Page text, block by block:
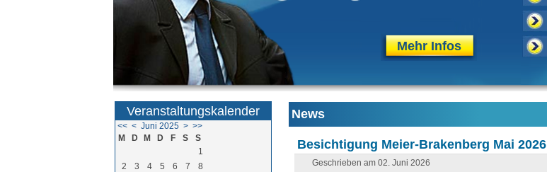
Mehr Infos
News
Besichtigung Meier-Brakenberg Mai 2026
Geschrieben am 02. Juni 2026
Veranstaltungskalender
<< < Juni 2025 > >>
M
D M D F S
S
1
2
3 4 5 6 7
8